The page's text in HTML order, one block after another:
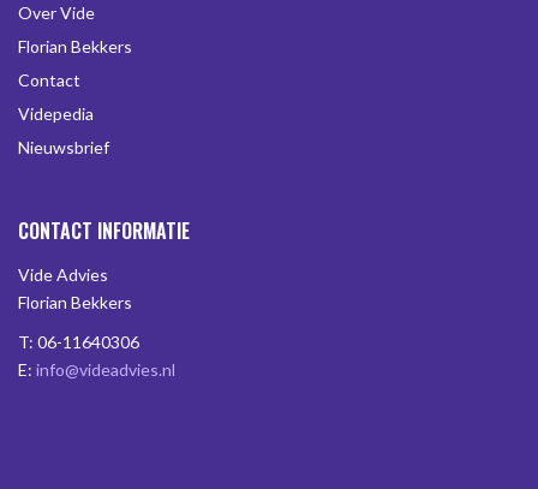
Over Vide
Florian Bekkers
Contact
Videpedia
Nieuwsbrief
CONTACT INFORMATIE
Vide Advies
Florian Bekkers
T: 06-11640306
E: info@videadvies.nl